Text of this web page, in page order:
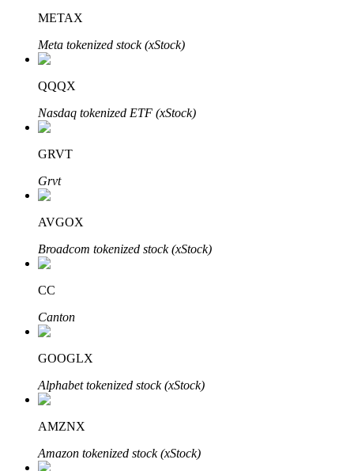
الاستثمار التلقائي
تعرف على كيفية كسب الدخل السلبي
Bitrue
AI
METAX
Meta tokenized stock (xStock)
QQQX
Nasdaq tokenized ETF (xStock)
GRVT
Grvt
AVGOX
Broadcom tokenized stock (xStock)
CC
Canton
GOOGLX
Alphabet tokenized stock (xStock)
AMZNX
Amazon tokenized stock (xStock)